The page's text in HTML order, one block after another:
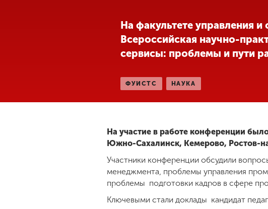
На факультете управления
Всероссийская научно-
сервисы: проблемы и пути
ФУИСТС НАУКА
На участие в работе конференции
Южно-Сахалинск, Кемерово, Ростов-
Участники конференции обсудили
менеджмента, проблемы управления
проблемы подготовки кадров в сфере
Ключевыми стали доклады кандидат